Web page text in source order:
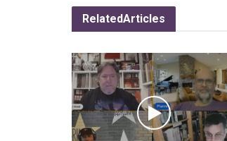
RelatedArticles